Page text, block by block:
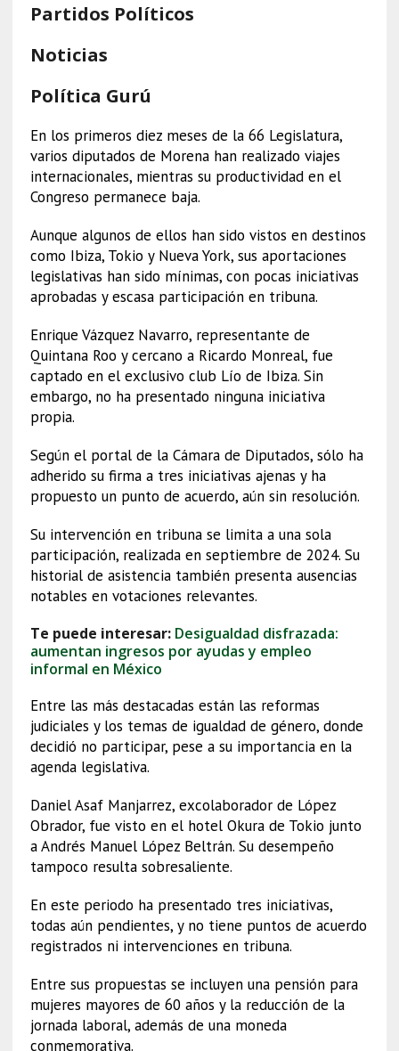
Partidos Políticos
Noticias
Política Gurú
En los primeros diez meses de la 66 Legislatura,
varios diputados de Morena han realizado viajes
internacionales, mientras su productividad en el
Congreso permanece baja.
Aunque algunos de ellos han sido vistos en destinos
como Ibiza, Tokio y Nueva York, sus aportaciones
legislativas han sido mínimas, con pocas iniciativas
aprobadas y escasa participación en tribuna.
Enrique Vázquez Navarro, representante de
Quintana Roo y cercano a Ricardo Monreal, fue
captado en el exclusivo club Lío de Ibiza. Sin
embargo, no ha presentado ninguna iniciativa
propia.
Según el portal de la Cámara de Diputados, sólo ha
adherido su firma a tres iniciativas ajenas y ha
propuesto un punto de acuerdo, aún sin resolución.
Su intervención en tribuna se limita a una sola
participación, realizada en septiembre de 2024. Su
historial de asistencia también presenta ausencias
notables en votaciones relevantes.
Te puede interesar: Desigualdad disfrazada:
aumentan ingresos por ayudas y empleo
informal en México
Entre las más destacadas están las reformas
judiciales y los temas de igualdad de género, donde
decidió no participar, pese a su importancia en la
agenda legislativa.
Daniel Asaf Manjarrez, excolaborador de López
Obrador, fue visto en el hotel Okura de Tokio junto
a Andrés Manuel López Beltrán. Su desempeño
tampoco resulta sobresaliente.
En este periodo ha presentado tres iniciativas,
todas aún pendientes, y no tiene puntos de acuerdo
registrados ni intervenciones en tribuna.
Entre sus propuestas se incluyen una pensión para
mujeres mayores de 60 años y la reducción de la
jornada laboral, además de una moneda
conmemorativa.